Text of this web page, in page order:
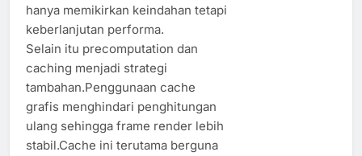
hanya memikirkan keindahan tetapi
keberlanjutan performa.
Selain itu precomputation dan
caching menjadi strategi
tambahan.Penggunaan cache
grafis menghindari penghitungan
ulang sehingga frame render lebih
stabil.Cache ini terutama berguna